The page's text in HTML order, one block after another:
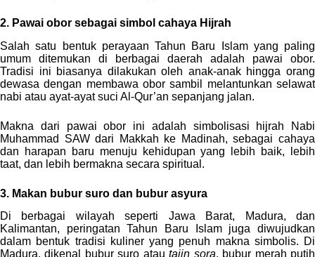
2. Pawai obor sebagai simbol cahaya Hijrah
Salah satu bentuk perayaan Tahun Baru Islam yang paling
umum ditemukan di berbagai daerah adalah pawai obor.
Tradisi ini biasanya dilakukan oleh anak-anak hingga orang
dewasa dengan membawa obor sambil melantunkan selawat
nabi atau ayat-ayat suci Al-Qur’an sepanjang jalan.
Makna dari pawai obor ini adalah simbolisasi hijrah Nabi
Muhammad SAW dari Makkah ke Madinah, sebagai cahaya
dan harapan baru menuju kehidupan yang lebih baik, lebih
taat, dan lebih bermakna secara spiritual.
3. Makan bubur suro dan bubur asyura
Di berbagai wilayah seperti Jawa Barat, Madura, dan
Kalimantan, peringatan Tahun Baru Islam juga diwujudkan
dalam bentuk tradisi kuliner yang penuh makna simbolis. Di
Madura, dikenal bubur suro atautajin sora, bubur merah putih